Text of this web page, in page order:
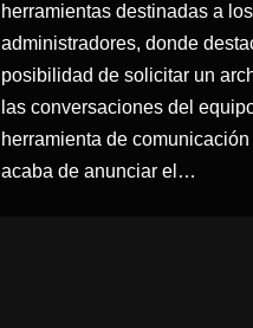
herramientas destinadas a los
administradores, donde
posibilidad de solicitar un
las conversaciones del
herramienta de
acaba de anunciar el…